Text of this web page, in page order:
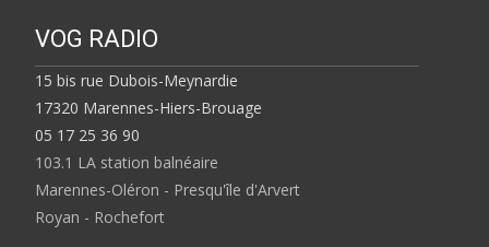
VOG RADIO
15 bis rue Dubois-Meynardie
17320 Marennes-Hiers-Brouage
05 17 25 36 90
103.1 LA station balnéaire
Marennes-Oléron - Presqu'île d'Arvert
Royan - Rochefort